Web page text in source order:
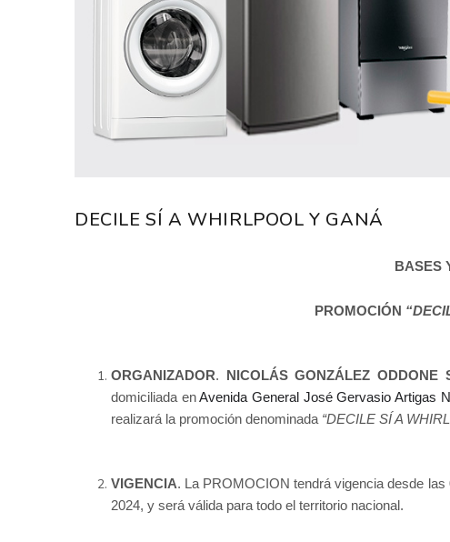
DECILE SÍ A WHIRLPOOL Y GANÁ
BASES
PROMOCIÓN
ORGANIZADOR. NICOLÁS GONZÁLEZ ODDONE
domiciliada enAvenida General José Gervasio Artigas
realizará la promoción denominada “DECILE SÍ A
VIGENCIA. La PROMOCION tendrá vigencia desde
2024, y será válida para todo el territorio nacional.